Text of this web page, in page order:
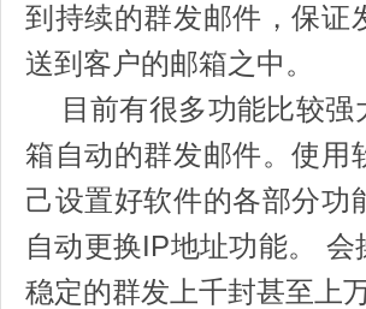
到持续的群发邮件，保证
送到客户的邮箱之中。
目前有很多功能比较强
箱自动的群发邮件。使用
己设置好软件的各部分功
自动更换IP地址功能。
稳定的群发上千封甚至上